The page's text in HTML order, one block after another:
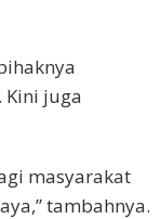
juga
masyarakat
tambahnya.